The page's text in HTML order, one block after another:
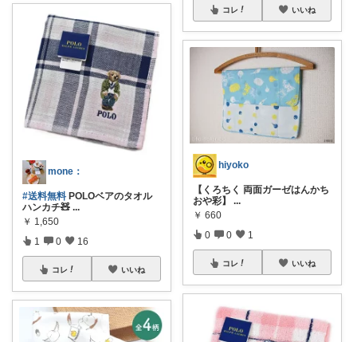
mone‪‪：
#送料無料 POLOベアのタオル
ハンカチ🧸 ...
￥ 1,650
1 0 16
コレ いいね
コレ いいね
hiyoko
【くろちく 両面ガーゼはんかち
おや彩】 ...
￥ 660
0 0 1
コレ いいね